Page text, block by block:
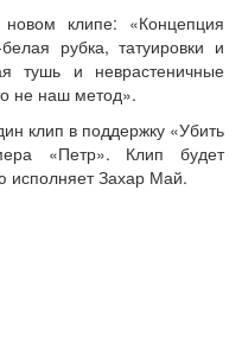
клипе: «Концепция
рубка, татуировки и
тушь и неврастеничные
не наш метод».
клип в поддержку «Убить
«Петр». Клип будет
Захар Май.